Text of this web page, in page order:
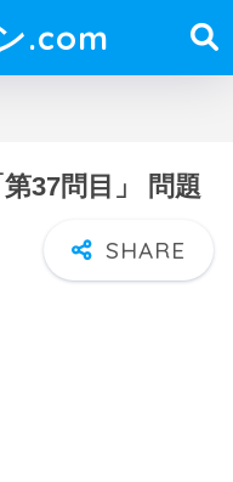
.com
37問目」 問題